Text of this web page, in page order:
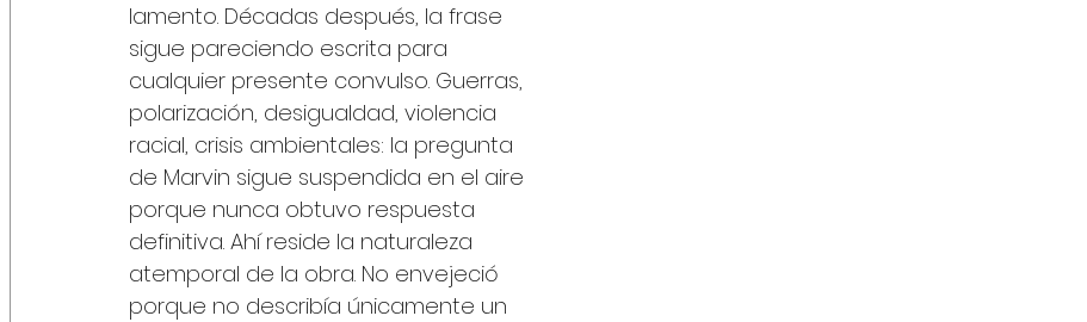
lamento. Décadas después, la frase
sigue pareciendo escrita para
cualquier presente convulso. Guerras,
polarización, desigualdad, violencia
racial, crisis ambientales: la pregunta
de Marvin sigue suspendida en el aire
porque nunca obtuvo respuesta
definitiva. Ahí reside la naturaleza
atemporal de la obra. No envejeció
porque no describía únicamente un